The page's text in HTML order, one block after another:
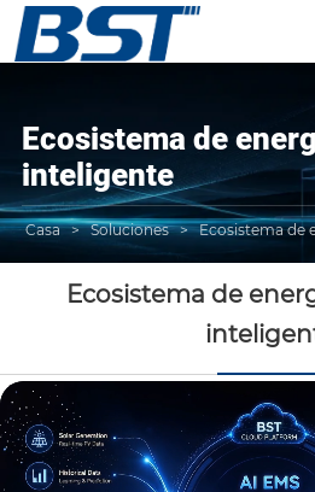
Ecosistema de
inteligente
Casa > Soluciones > Ecosistema de
Ecosistema de